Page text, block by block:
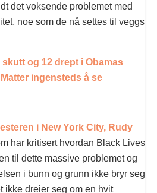
det voksende problemet med
noe som de nå settes til veggs
og 12 drept i Obamas
ingensteds å se
i New York City, Rudy
har kritisert hvordan Black Lives
til dette massive problemet og
i bunn og grunn ikke bryr seg
ikke dreier seg om en hvit